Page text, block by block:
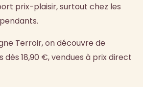
prix-plaisir, surtout chez les
Terroir, on découvre de
18,90 €, vendues à prix direct